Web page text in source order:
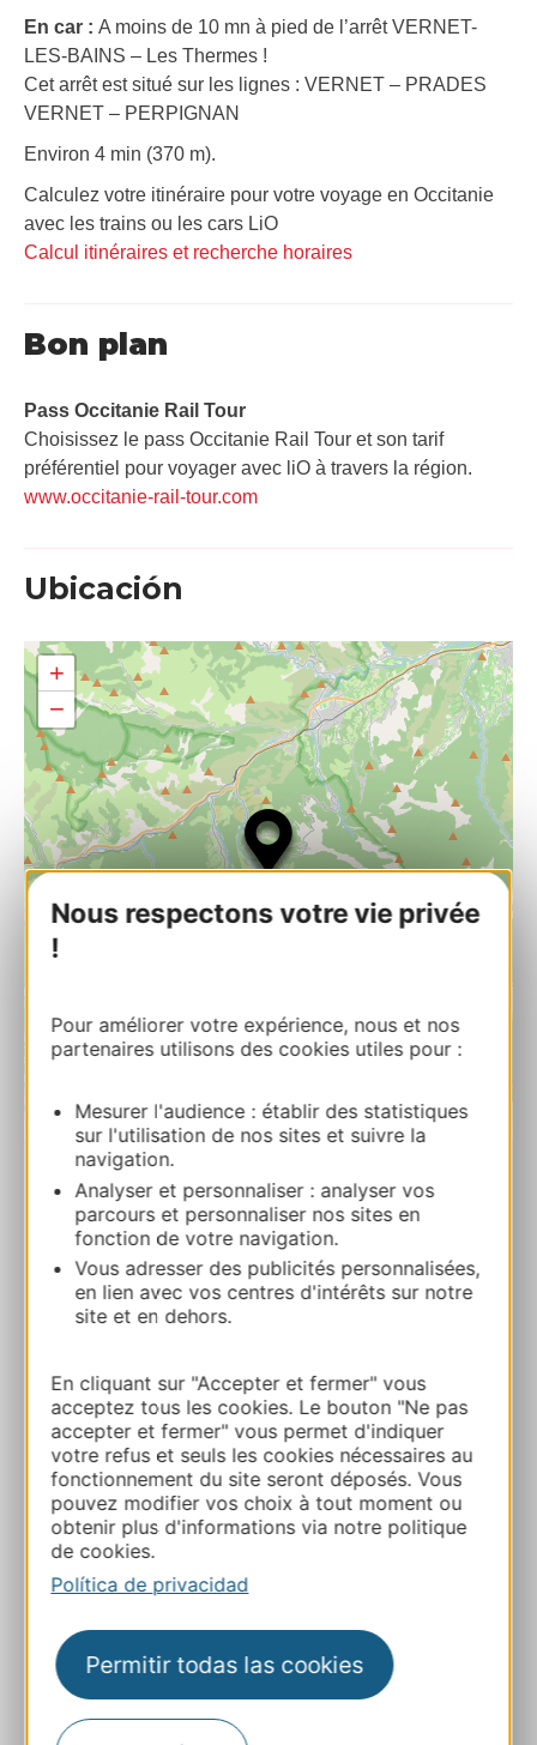
Nous respectons votre vie privée
!
Pour améliorer votre expérience, nous et nos
partenaires utilisons des cookies utiles pour :
Mesurer l'audience : établir des statistiques
sur l'utilisation de nos sites et suivre la
navigation.
Analyser et personnaliser : analyser vos
parcours et personnaliser nos sites en
fonction de votre navigation.
Vous adresser des publicités personnalisées,
en lien avec vos centres d'intérêts sur notre
site et en dehors.
En cliquant sur "Accepter et fermer" vous
acceptez tous les cookies. Le bouton "Ne pas
accepter et fermer" vous permet d'indiquer
votre refus et seuls les cookies nécessaires au
fonctionnement du site seront déposés. Vous
pouvez modifier vos choix à tout moment ou
obtenir plus d'informations via notre politique
de cookies.
Política de privacidad
Permitir todas las cookies
En car : A moins de 10 mn à pied de l’arrêt VERNET-
LES-BAINS – Les Thermes !
Cet arrêt est situé sur les lignes : VERNET – PRADES
VERNET – PERPIGNAN
Environ 4 min (370 m).
Calculez votre itinéraire pour votre voyage en Occitanie
avec les trains ou les cars LiO
Calcul itinéraires et recherche horaires
Bon plan
Pass Occitanie Rail Tour​
Choisissez le pass Occitanie Rail Tour et son tarif
préférentiel pour voyager avec liO à travers la région.
www.occitanie-rail-tour.com
Ubicación
+
−
Leaflet | Map data ©OpenStreetMap contributors
HOTEL PRINCESS
Rue des Lavandières 66820 VERNET-LES-
BAINS
Ruta y acceso
+33 4 68 05 56 22
E-mail
Sitio web